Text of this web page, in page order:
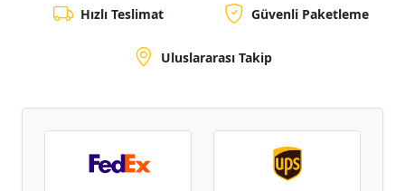
Hızlı Teslimat Güvenli Paketleme
Uluslararası Takip